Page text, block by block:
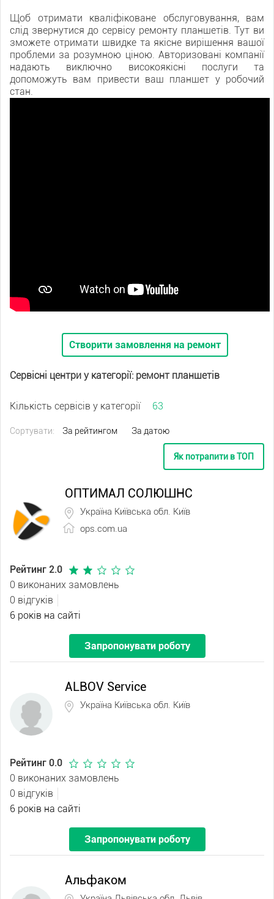
Щоб отримати кваліфіковане обслуговування, вам
слід звернутися до сервісу ремонту планшетів. Тут ви
зможете отримати швидке та якісне вирішення вашої
проблеми за розумною ціною. Авторизовані компанії
надають виключно високоякісні послуги та
допоможуть вам привести ваш планшет у робочий
стан.
Створити замовлення на ремонт
Сервісні центри у категорії: ремонт планшетів
Кількість сервісів у категорії 63
Сортувати: За рейтингом За датою
Як потрапити в ТОП
ОПТИМАЛ СОЛЮШНС
Україна Київська обл. Київ
ops.com.ua
Рейтинг 2.0
0 виконаних замовлень
0 відгуків
6 років на сайті
Запропонувати роботу
ALBOV Service
Україна Київська обл. Київ
Рейтинг 0.0
0 виконаних замовлень
0 відгуків
6 років на сайті
Запропонувати роботу
Альфаком